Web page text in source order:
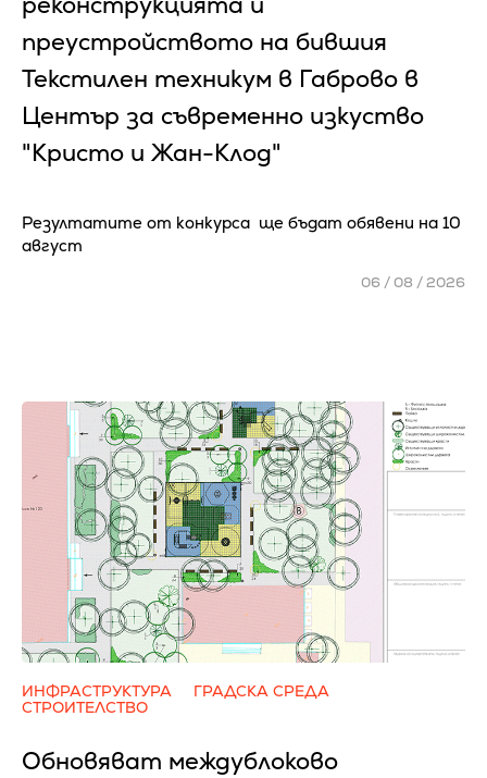
преустройството на бившия
Текстилен техникум в Габрово в
Център за съвременно изкуство
"Кристо и Жан-Клод"
Резултатите от конкурса ще бъдат обявени на 10
август
06 / 08 / 2026
ИНФРАСТРУКТУРА
ГРАДСКА СРЕДА
СТРОИТЕЛСТВО
Обновяват междублоково